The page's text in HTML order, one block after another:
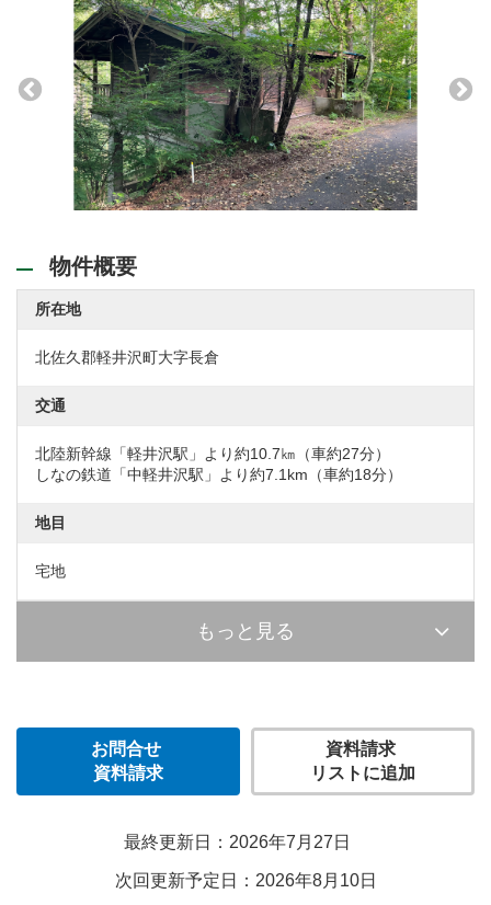
物件概要
所在地
北佐久郡軽井沢町大字長倉
交通
北陸新幹線「軽井沢駅」より約10.7㎞（車約27分）
しなの鉄道「中軽井沢駅」より約7.1km（車約18分）
地目
宅地
もっと見る
お問合せ
資料請求
資料請求
リストに追加
最終更新日：2026年7月27日
次回更新予定日：2026年8月10日